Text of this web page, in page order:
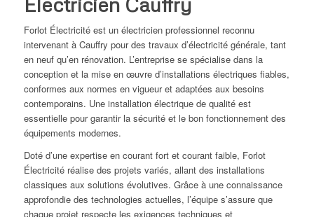
Forlot Électricité est un électricien professionnel reconnu
intervenant à Cauffry pour des travaux d’électricité générale, tant
en neuf qu’en rénovation. L’entreprise se spécialise dans la
conception et la mise en œuvre d’installations électriques fiables,
conformes aux normes en vigueur et adaptées aux besoins
contemporains. Une installation électrique de qualité est
essentielle pour garantir la sécurité et le bon fonctionnement des
équipements modernes.
Doté d’une expertise en courant fort et courant faible, Forlot
Électricité réalise des projets variés, allant des installations
classiques aux solutions évolutives. Grâce à une connaissance
approfondie des technologies actuelles, l’équipe s’assure que
chaque projet respecte les exigences techniques et